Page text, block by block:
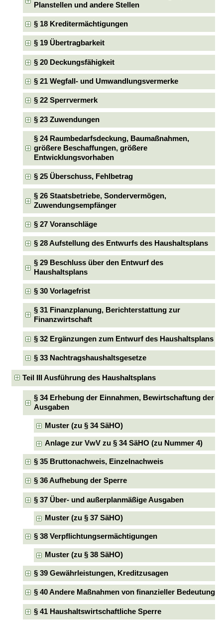
Planstellen und andere Stellen
§ 18 Kreditermächtigungen
§ 19 Übertragbarkeit
§ 20 Deckungsfähigkeit
§ 21 Wegfall- und Umwandlungsvermerke
§ 22 Sperrvermerk
§ 23 Zuwendungen
§ 24 Raumbedarfsdeckung, Baumaßnahmen,
größere Beschaffungen, größere
Entwicklungsvorhaben
§ 25 Überschuss, Fehlbetrag
§ 26 Staatsbetriebe, Sondervermögen,
Zuwendungsempfänger
§ 27 Voranschläge
§ 28 Aufstellung des Entwurfs des Haushaltsplans
§ 29 Beschluss über den Entwurf des
Haushaltsplans
§ 30 Vorlagefrist
§ 31 Finanzplanung, Berichterstattung zur
Finanzwirtschaft
§ 32 Ergänzungen zum Entwurf des Haushaltsplans
§ 33 Nachtragshaushaltsgesetze
Teil III Ausführung des Haushaltsplans
§ 34 Erhebung der Einnahmen, Bewirtschaftung der
Ausgaben
Muster (zu § 34 SäHO)
Anlage zur VwV zu § 34 SäHO (zu Nummer 4)
§ 35 Bruttonachweis, Einzelnachweis
§ 36 Aufhebung der Sperre
§ 37 Über- und außerplanmäßige Ausgaben
Muster (zu § 37 SäHO)
§ 38 Verpflichtungsermächtigungen
Muster (zu § 38 SäHO)
§ 39 Gewährleistungen, Kreditzusagen
§ 40 Andere Maßnahmen von finanzieller Bedeutung
§ 41 Haushaltswirtschaftliche Sperre